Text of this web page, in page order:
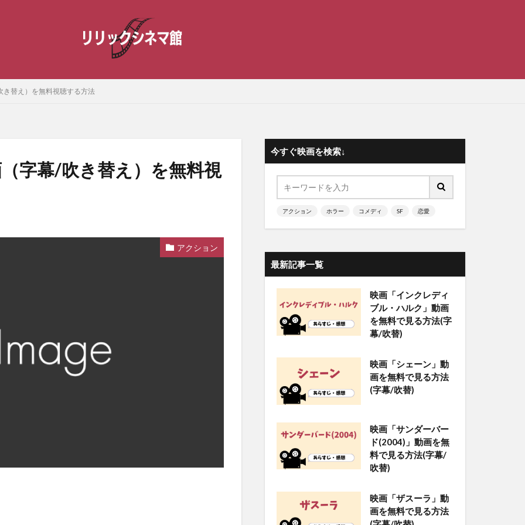
き替え）を無料視聴する方法
字幕/吹き替え）を無料視
アクション
今すぐ映画を検索↓
アクション ホラー コメディ SF 恋愛
最新記事一覧
映画「インクレディ
ブル・ハルク」動画
を無料で見る方法(字
幕/吹替)
映画「シェーン」動
画を無料で見る方法
(字幕/吹替)
映画「サンダーバー
ド(2004)」動画を無
料で見る方法(字幕/
吹替)
映画「ザスーラ」動
画を無料で見る方法